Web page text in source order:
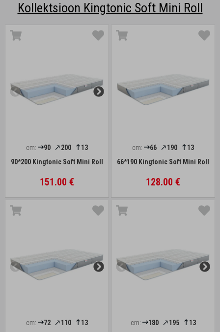
Kollektsioon Kingtonic Soft Mini Roll
cm: 90 200
13
90*200 Kingtonic Soft Mini Roll
151.00 €
cm: 66 190
13
66*190 Kingtonic Soft Mini Roll
128.00 €
cm: 72 110 13 cm: 180 195 13